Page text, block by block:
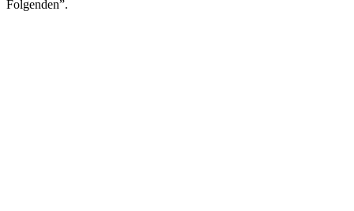
Folgenden”.